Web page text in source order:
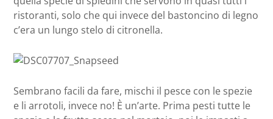
ristoranti, solo che qui invece del bastoncino di legno
c’era un lungo stelo di citronella.
Sembrano facili da fare, mischi il pesce con le spezie
e li arrotoli, invece no! È un’arte. Prima pesti tutte le